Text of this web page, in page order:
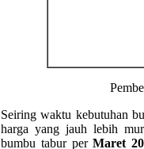
Seiring waktu kebutuhan
harga yang jauh lebih
bumbu tabur perMaret